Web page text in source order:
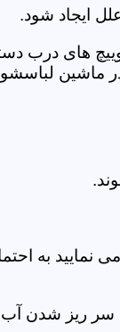
ایجاد شود.
های درب
ماشین
به
سر ریز شدن